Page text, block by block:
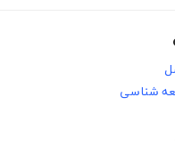
شناسی